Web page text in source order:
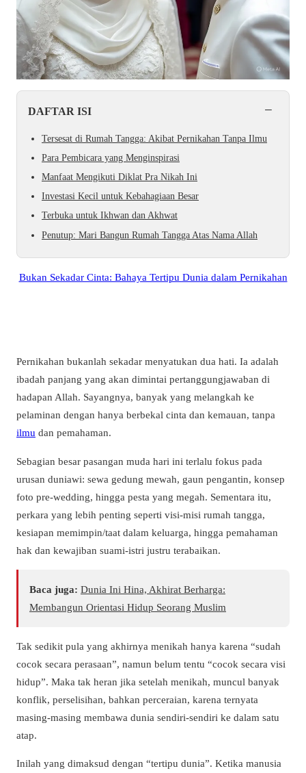
DAFTAR ISI −
Tersesat di Rumah Tangga: Akibat Pernikahan Tanpa Ilmu
Para Pembicara yang Menginspirasi
Manfaat Mengikuti Diklat Pra Nikah Ini
Investasi Kecil untuk Kebahagiaan Besar
Terbuka untuk Ikhwan dan Akhwat
Penutup: Mari Bangun Rumah Tangga Atas Nama Allah
Bukan Sekadar Cinta: Bahaya Tertipu Dunia dalam Pernikahan
Pernikahan bukanlah sekadar menyatukan dua hati. Ia adalah
ibadah panjang yang akan dimintai pertanggungjawaban di
hadapan Allah. Sayangnya, banyak yang melangkah ke
pelaminan dengan hanya berbekal cinta dan kemauan, tanpa
ilmu dan pemahaman.
Sebagian besar pasangan muda hari ini terlalu fokus pada
urusan duniawi: sewa gedung mewah, gaun pengantin, konsep
foto pre-wedding, hingga pesta yang megah. Sementara itu,
perkara yang lebih penting seperti visi-misi rumah tangga,
kesiapan memimpin/taat dalam keluarga, hingga pemahaman
hak dan kewajiban suami-istri justru terabaikan.
Baca juga: Dunia Ini Hina, Akhirat Berharga:
Membangun Orientasi Hidup Seorang Muslim
Tak sedikit pula yang akhirnya menikah hanya karena “sudah
cocok secara perasaan”, namun belum tentu “cocok secara visi
hidup”. Maka tak heran jika setelah menikah, muncul banyak
konflik, perselisihan, bahkan perceraian, karena ternyata
masing-masing membawa dunia sendiri-sendiri ke dalam satu
atap.
Inilah yang dimaksud dengan “tertipu dunia”. Ketika manusia